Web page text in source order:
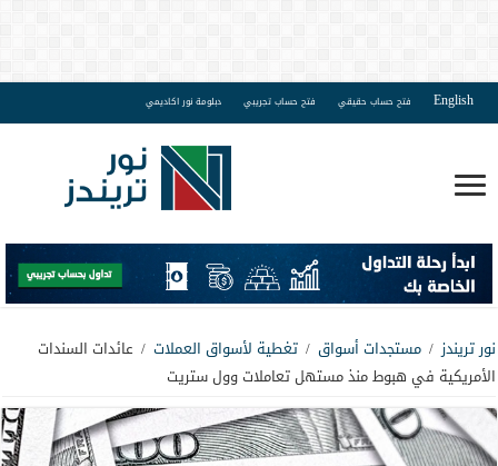
English فتح حساب حقيقي فتح حساب تجريبي دبلومة نور اكاديمي
نور تريندز / مستجدات أسواق / تغطية لأسواق العملات / عائدات السندات
الأمريكية في هبوط منذ مستهل تعاملات وول ستريت